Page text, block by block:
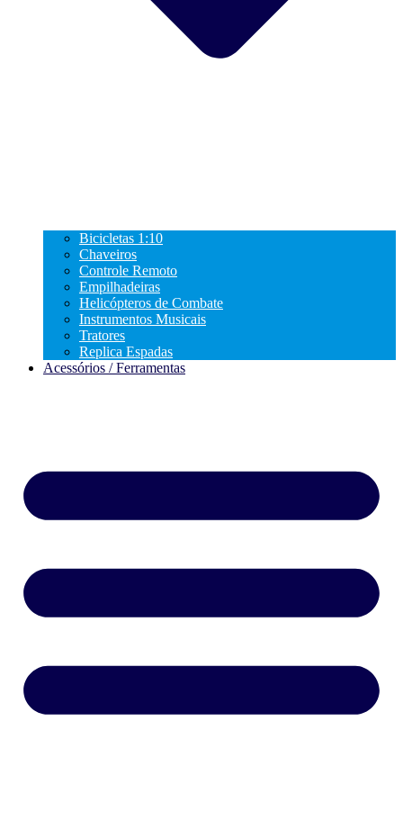
Bicicletas 1:10
Chaveiros
Controle Remoto
Empilhadeiras
Helicópteros de Combate
Instrumentos Musicais
Tratores
Replica Espadas
Acessórios / Ferramentas